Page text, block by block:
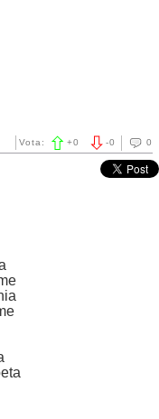
0
-0
Vota: +0